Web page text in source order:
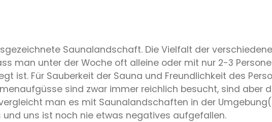
Saunalandschaft. Die Vielfalt der
man unter der Woche oft alleine oder mit nur 2-3
ist. Für Sauberkeit der Sauna und Freundlichkeit des
sind zwar immer reichlich besucht, sind aber
man es mit Saunalandschaften in der
und uns ist noch nie etwas negatives aufgefallen.